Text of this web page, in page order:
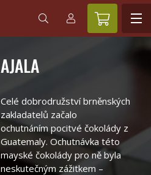
AJALA
Celé dobrodružství brněnských
zakladatelů začalo
ochutnáním pocitvé čokolády z
Guatemaly. Ochutnávka této
mayské čokolády pro ně byla
neskutečným zážitkem –